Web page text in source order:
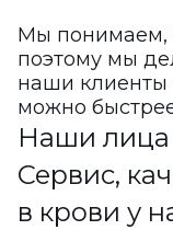
Мы понимаем,
поэтому мы
наши клиенты
можно
Наши лица
Сервис,
в крови у